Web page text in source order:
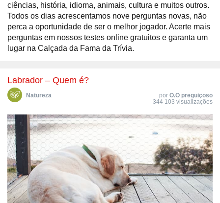
ciências, história, idioma, animais, cultura e muitos outros.
Todos os dias acrescentamos nove perguntas novas, não
perca a oportunidade de ser o melhor jogador. Acerte mais
perguntas em nossos testes online gratuitos e garanta um
lugar na Calçada da Fama da Trívia.
Labrador – Quem é?
Natureza por O.O preguiçoso
344 103 visualizações